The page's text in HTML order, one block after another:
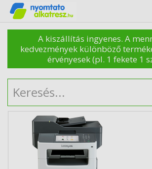
A kiszállítás ingyenes. A
kedvezmények különböző
érvényesek (pl. 1 fekete 1